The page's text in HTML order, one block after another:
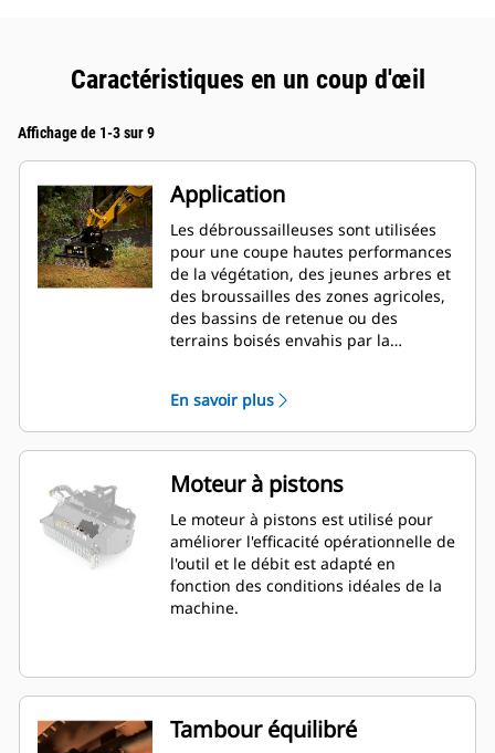
Caractéristiques en un coup d'œil
Affichage de 1-3 sur 9
Application
Les débroussailleuses sont utilisées
pour une coupe hautes performances
de la végétation, des jeunes arbres et
des broussailles des zones agricoles,
des bassins de retenue ou des
terrains boisés envahis par la
En savoir plus
Moteur à pistons
Le moteur à pistons est utilisé pour
améliorer l'efficacité opérationnelle de
l'outil et le débit est adapté en
fonction des conditions idéales de la
machine.
Tambour équilibré